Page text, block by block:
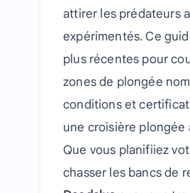
attirer les prédateurs
expérimentés. Ce
plus récentes pour
zones de plongée
conditions et
une croisière plongée
Que vous planifiiez
chasser les bancs de